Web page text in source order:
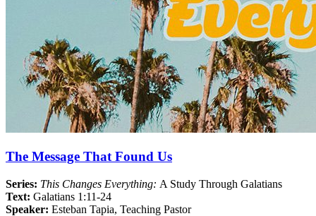
The Message That Found Us
Series: This Changes Everything: A Study Through Galatians
Text: Galatians 1:11-24
Speaker: Esteban Tapia, Teaching Pastor